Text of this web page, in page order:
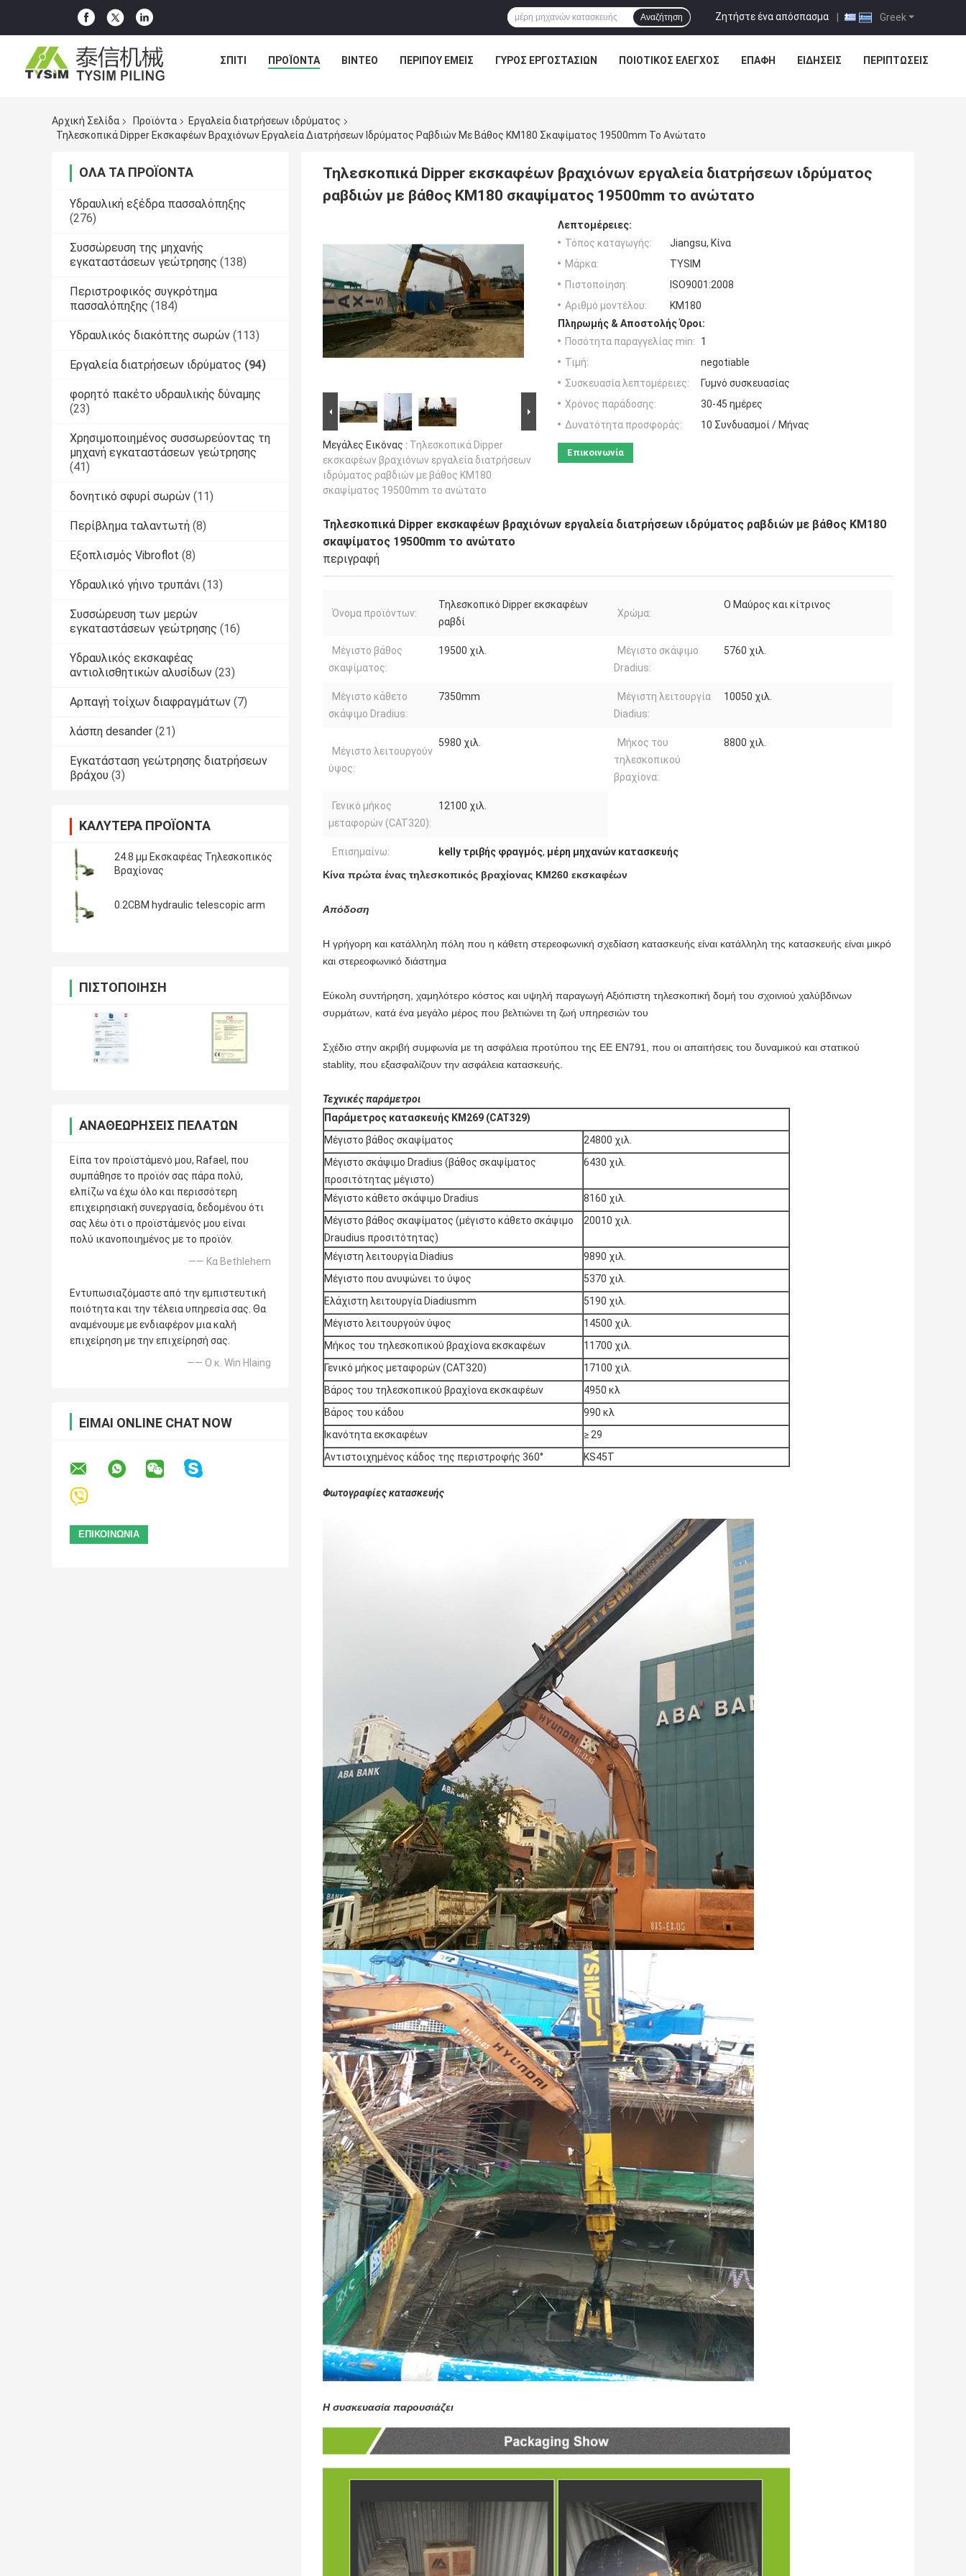
Greek
Ζητήστε ένα απόσπασμα |
Αναζήτηση
ΣΠΊΤΙ ΠΡΟΪΌΝΤΑ ΒΊΝΤΕΟ ΠΕΡΊΠΟΥ ΕΜΕΊΣ ΓΎΡΟΣ ΕΡΓΟΣΤΑΣΊΩΝ ΠΟΙΟΤΙΚΌΣ ΈΛΕΓΧΟΣ ΕΠΑΦΉ ΕΙΔΗΣΕΙΣ ΠΕΡΙΠΤΏΣΕΙΣ
Αρχική Σελίδα Προϊόντα
Εργαλεία διατρήσεων ιδρύματος
Τηλεσκοπικά Dipper Εκσκαφέων Βραχιόνων Εργαλεία Διατρήσεων Ιδρύματος Ραβδιών Με Βάθος KM180 Σκαψίματος 19500mm Το Ανώτατο
ΌΛΑ ΤΑ ΠΡΟΪΌΝΤΑ
Υδραυλική εξέδρα πασσαλόπηξης
(276)
Συσσώρευση της μηχανής
εγκαταστάσεων γεώτρησης (138)
Περιστροφικός συγκρότημα
πασσαλόπηξης (184)
Υδραυλικός διακόπτης σωρών (113)
Εργαλεία διατρήσεων ιδρύματος (94)
φορητό πακέτο υδραυλικής δύναμης
(23)
Χρησιμοποιημένος συσσωρεύοντας τη
μηχανή εγκαταστάσεων γεώτρησης
(41)
δονητικό σφυρί σωρών (11)
Περίβλημα ταλαντωτή (8)
Εξοπλισμός Vibroflot (8)
Υδραυλικό γήινο τρυπάνι (13)
Συσσώρευση των μερών
εγκαταστάσεων γεώτρησης (16)
Υδραυλικός εκσκαφέας
αντιολισθητικών αλυσίδων (23)
Αρπαγή τοίχων διαφραγμάτων (7)
λάσπη desander (21)
Εγκατάσταση γεώτρησης διατρήσεων
βράχου (3)
ΚΑΛΎΤΕΡΑ ΠΡΟΪΌΝΤΑ
24.8 μμ Εκσκαφέας Τηλεσκοπικός
Βραχίονας
0.2CBM hydraulic telescopic arm
ΠΙΣΤΟΠΟΊΗΣΗ
ΑΝΑΘΕΩΡΉΣΕΙΣ ΠΕΛΑΤΏΝ
Είπα τον προϊστάμενό μου, Rafael, που
συμπάθησε το προϊόν σας πάρα πολύ,
ελπίζω να έχω όλο και περισσότερη
επιχειρησιακή συνεργασία, δεδομένου ότι
σας λέω ότι ο προϊστάμενός μου είναι
πολύ ικανοποιημένος με το προϊόν.
—— Κα Bethlehem
Εντυπωσιαζόμαστε από την εμπιστευτική
ποιότητα και την τέλεια υπηρεσία σας. Θα
αναμένουμε με ενδιαφέρον μια καλή
επιχείρηση με την επιχείρησή σας.
—— Ο κ. Win Hlaing
ΕΊΜΑΙ ONLINE CHAT NOW
Τηλεσκοπικά Dipper εκσκαφέων βραχιόνων εργαλεία διατρήσεων ιδρύματος
ραβδιών με βάθος KM180 σκαψίματος 19500mm το ανώτατο
Μεγάλες Εικόνας : Τηλεσκοπικά Dipper
εκσκαφέων βραχιόνων εργαλεία διατρήσεων
ιδρύματος ραβδιών με βάθος KM180
σκαψίματος 19500mm το ανώτατο
Λεπτομέρειες:
Τόπος καταγωγής:
Jiangsu, Κίνα
Μάρκα:
TYSIM
Πιστοποίηση:
ISO9001:2008
Αριθμό μοντέλου:
KM180
Πληρωμής & Αποστολής Όροι:
Ποσότητα παραγγελίας min:
1
Τιμή:
negotiable
Συσκευασία λεπτομέρειες:
Γυμνό συσκευασίας
Χρόνος παράδοσης:
30-45 ημέρες
Δυνατότητα προσφοράς:
10 Συνδυασμοί / Μήνας
Επικοινωνία
Τηλεσκοπικά Dipper εκσκαφέων βραχιόνων εργαλεία διατρήσεων ιδρύματος ραβδιών με βάθος KM180
σκαψίματος 19500mm το ανώτατο
περιγραφή
Όνομα προϊόντων:
Τηλεσκοπικό Dipper εκσκαφέων
ραβδί
Χρώμα:
Ο Μαύρος και κίτρινος
Μέγιστο βάθος
σκαψίματος:
19500 χιλ.
Μέγιστο σκάψιμο
Dradius:
5760 χιλ.
Μέγιστο κάθετο
σκάψιμο Dradius:
7350mm
Μέγιστη λειτουργία
Diadius:
10050 χιλ.
Μέγιστο λειτουργούν
ύψος:
5980 χιλ.
Μήκος του
τηλεσκοπικού
βραχίονα:
8800 χιλ.
Γενικό μήκος
μεταφορών (CAT320):
12100 χιλ.
Επισημαίνω: kelly τριβής φραγμός, μέρη μηχανών κατασκευής
Κίνα πρώτα ένας τηλεσκοπικός βραχίονας KM260 εκσκαφέων
Απόδοση
Η γρήγορη και κατάλληλη πόλη που η κάθετη στερεοφωνική σχεδίαση κατασκευής είναι κατάλληλη της κατασκευής είναι μικρό
και στερεοφωνικό διάστημα
Εύκολη συντήρηση, χαμηλότερο κόστος και υψηλή παραγωγή Αξιόπιστη τηλεσκοπική δομή του σχοινιού χαλύβδινων
συρμάτων, κατά ένα μεγάλο μέρος που βελτιώνει τη ζωή υπηρεσιών του
Σχέδιο στην ακριβή συμφωνία με τη ασφάλεια προτύπου της ΕΕ EN791, που οι απαιτήσεις του δυναμικού και στατικού
stablity, που εξασφαλίζουν την ασφάλεια κατασκευής.
Τεχνικές παράμετροι
Παράμετρος κατασκευής KM269 (CAT329)
Μέγιστο βάθος σκαψίματος
24800 χιλ.
Μέγιστο σκάψιμο Dradius (βάθος σκαψίματος
προσιτότητας μέγιστο)
6430 χιλ.
Μέγιστο κάθετο σκάψιμο Dradius
8160 χιλ.
Μέγιστο βάθος σκαψίματος (μέγιστο κάθετο σκάψιμο
Draudius προσιτότητας)
20010 χιλ.
Μέγιστη λειτουργία Diadius
9890 χιλ.
Μέγιστο που ανυψώνει το ύψος
5370 χιλ.
Ελάχιστη λειτουργία Diadiusmm
5190 χιλ.
Μέγιστο λειτουργούν ύψος
14500 χιλ.
Μήκος του τηλεσκοπικού βραχίονα εκσκαφέων
11700 χιλ.
Γενικό μήκος μεταφορών (CAT320)
17100 χιλ.
Βάρος του τηλεσκοπικού βραχίονα εκσκαφέων
4950 κλ
Βάρος του κάδου
990 κλ
Ικανότητα εκσκαφέων
≥ 29
Αντιστοιχημένος κάδος της περιστροφής 360°
KS45T
Φωτογραφίες κατασκευής
Η συσκευασία παρουσιάζει